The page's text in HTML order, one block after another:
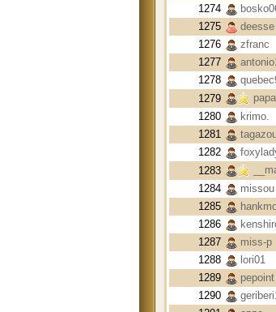
1274
1275
deesse
1276
zfranc
1277
1278
1279
1280
krimo.
1281
1282
1283
1284
missou
1285
1286
1287
miss-p
1288
lori01
1289
pepoint
1290